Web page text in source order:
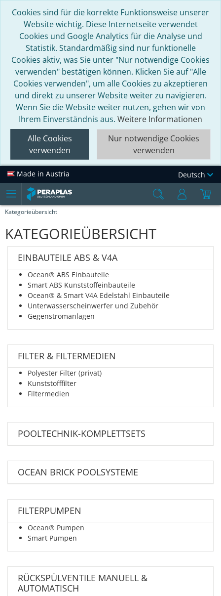
Cookies sind für die korrekte Funktionsweise unserer
Website wichtig. Diese Internetseite verwendet
Cookies und Google Analytics für die Analyse und
Statistik. Standardmäßig sind nur funktionelle
Cookies aktiv, was Sie unter "Nur notwendige Cookies
verwenden" bestätigen können. Klicken Sie auf "Alle
Cookies verwenden", um alle Cookies zu akzeptieren
und direkt zu unserer Website weiter zu navigieren.
Wenn Sie die Website weiter nutzen, gehen wir von
Ihrem Einverständnis aus. Weitere Informationen
Alle Cookies
verwenden
Nur notwendige Cookies
verwenden
Made in Austria Deutsch
Kategorieübersicht
KATEGORIEÜBERSICHT
EINBAUTEILE ABS & V4A
Ocean® ABS Einbauteile
Smart ABS Kunststoffeinbauteile
Ocean® & Smart V4A Edelstahl Einbauteile
Unterwasserscheinwerfer und Zubehör
Gegenstromanlagen
FILTER & FILTERMEDIEN
Polyester Filter (privat)
Kunststofffilter
Filtermedien
POOLTECHNIK-KOMPLETTSETS
OCEAN BRICK POOLSYSTEME
FILTERPUMPEN
Ocean® Pumpen
Smart Pumpen
RÜCKSPÜLVENTILE MANUELL &
AUTOMATISCH